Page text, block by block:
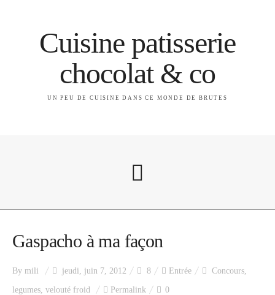
Cuisine patisserie
chocolat & co
UN PEU DE CUISINE DANS CE MONDE DE BRUTES
A propos
Index des recettes
Gaspacho à ma façon
By mili jeudi, juin 7, 2012 8 Entrée Concours,
legumes, velouté froid Permalink 0